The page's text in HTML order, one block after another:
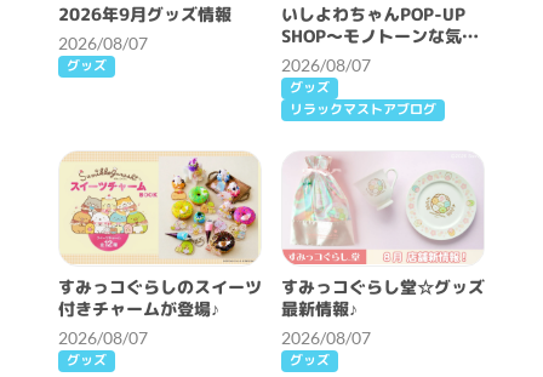
2026年9月グッズ情報
2026/08/07
グッズ
いしよわちゃんPOP-UP
SHOP～モノトーンな気分
～開催決定！
2026/08/07
グッズ
リラックマストアブログ
すみっコぐらしのスイーツ
付きチャームが登場♪
2026/08/07
グッズ
すみっコぐらし堂☆グッズ
最新情報♪
2026/08/07
グッズ